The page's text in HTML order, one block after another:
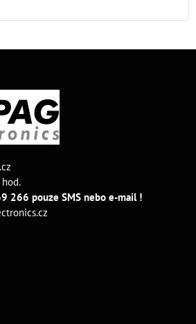
266 pouze SMS nebo e-mail !